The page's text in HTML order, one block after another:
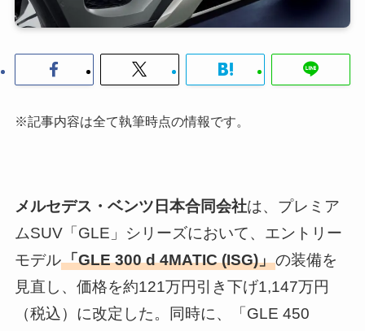
※記事内容は全て執筆時点の情報です。
メルセデス・ベンツ日本合同会社は、プレミア
ムSUV「GLE」シリーズにおいて、エントリー
モデル「GLE 300 d 4MATIC (ISG)」の装備を
見直し、価格を約121万円引き下げ1,147万円
（税込）に改定した。同時に、「GLE 450